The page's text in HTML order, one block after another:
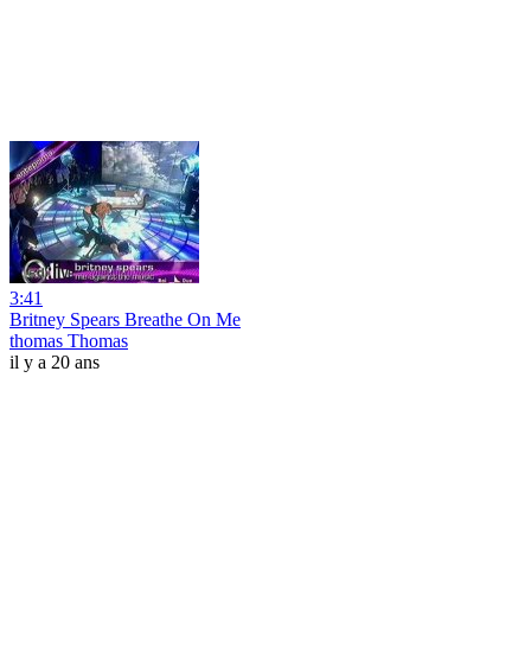
3:41
Britney Spears Breathe On Me
thomas Thomas
il y a 20 ans